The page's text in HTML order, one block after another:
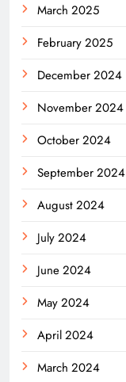
March 2025
February 2025
December 2024
November 2024
October 2024
September 2024
August 2024
July 2024
June 2024
May 2024
April 2024
March 2024